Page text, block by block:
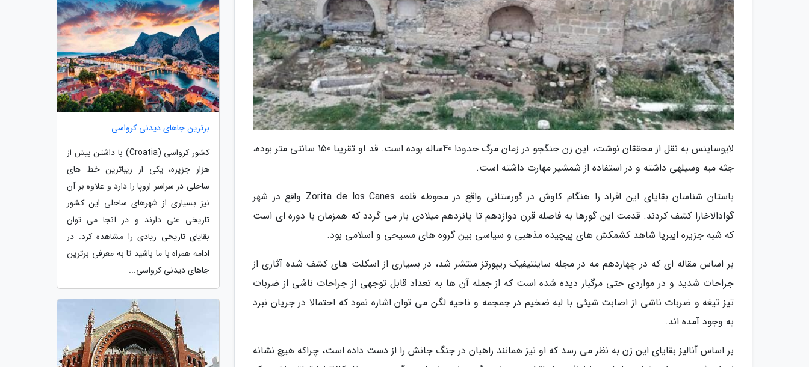
لایوساینس به نقل از محققان نوشت، این زن جنگجو در زمان مرگ حدودا 40ساله بوده است. قد او تقریبا 150 سانتی متر بوده،
جثه مبه وسیلهی داشته و در استفاده از شمشیر مهارت داشته است.
باستان شناسان بقایای این افراد را هنگام کاوش در گورستانی واقع در محوطه قلعه Zorita de los Canes واقع در شهر
گوادالاخارا کشف کردند. قدمت این گورها به فاصله قرن دوازدهم تا پانزدهم میلادی باز می گردد که همزمان با دوره ای است
که شبه جزیره ایبریا شاهد کشمکش های پیچیده مذهبی و سیاسی بین گروه های مسیحی و اسلامی بود.
بر اساس مقاله ای که در چهاردهم مه در مجله ساینتیفیک ریپورتز منتشر شد، در بسیاری از اسکلت های کشف شده آثاری از
جراحات شدید و در مواردی حتی مرگبار دیده شده است که از جمله آن ها به تعداد قابل توجهی از جراحات ناشی از ضربات
تیز تیغه و ضربات ناشی از اصابت شیئی با لبه ضخیم در جمجمه و ناحیه لگن می توان اشاره نمود که احتمالا در جریان نبرد
به وجود آمده اند.
بر اساس آنالیز بقایای این زن به نظر می رسد که او نیز همانند راهبان در جنگ جانش را از دست داده است، چراکه هیچ نشانه
برترین جاهای دیدنی کرواسی
کشور کرواسی (Croatia) با داشتن بیش از
هزار جزیره، یکی از زیباترین خط های
ساحلی در سراسر اروپا را دارد و علاوه بر آن
نیز بسیاری از شهرهای ساحلی این کشور
تاریخی غنی دارند و در آنجا می توان
بقایای تاریخی زیادی را مشاهده کرد. در
ادامه همراه با ما باشید تا به معرفی برترین
جاهای دیدنی کرواسی...